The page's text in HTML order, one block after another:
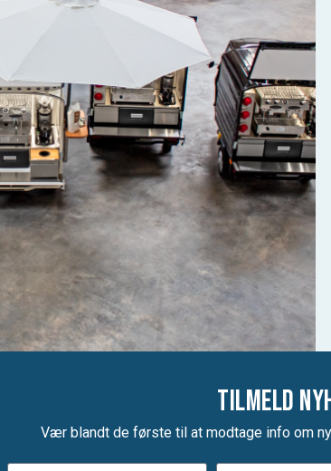
Tilmeld
Vær blandt de første til at modtage info om